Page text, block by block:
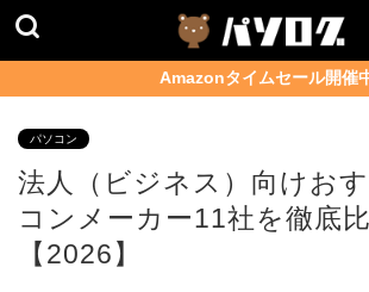
Amazonタイムセール開催
パソコン
法人（ビジネス）向けお
コンメーカー11社を徹底
【2026】